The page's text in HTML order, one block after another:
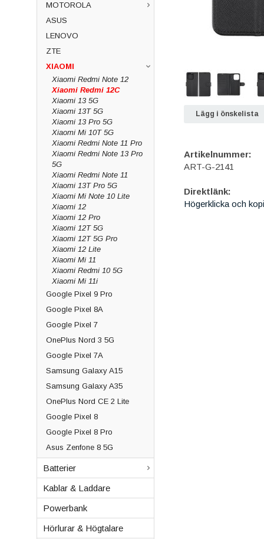
MOTOROLA
ASUS
LENOVO
ZTE
XIAOMI
Xiaomi Redmi Note 12
Xiaomi Redmi 12C
Xiaomi 13 5G
Xiaomi 13T 5G
Xiaomi 13 Pro 5G
Xiaomi Mi 10T 5G
Xiaomi Redmi Note 11 Pro
Xiaomi Redmi Note 13 Pro
5G
Xiaomi Redmi Note 11
Xiaomi 13T Pro 5G
Xiaomi Mi Note 10 Lite
Xiaomi 12
Xiaomi 12 Pro
Xiaomi 12T 5G
Xiaomi 12T 5G Pro
Xiaomi 12 Lite
Xiaomi Mi 11
Xiaomi Redmi 10 5G
Xiaomi Mi 11i
Google Pixel 9 Pro
Google Pixel 8A
Google Pixel 7
OnePlus Nord 3 5G
Google Pixel 7A
Samsung Galaxy A15
Samsung Galaxy A35
OnePlus Nord CE 2 Lite
Google Pixel 8
Google Pixel 8 Pro
Asus Zenfone 8 5G
Batterier
Kablar & Laddare
Powerbank
Hörlurar & Högtalare
Lägg i önskelista
Artikelnummer:
ART-G-2141
Direktlänk:
Högerklicka och